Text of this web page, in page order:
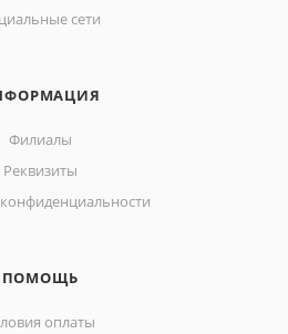
сети
Филиалы
Реквизиты
ПОМОЩЬ
оплаты